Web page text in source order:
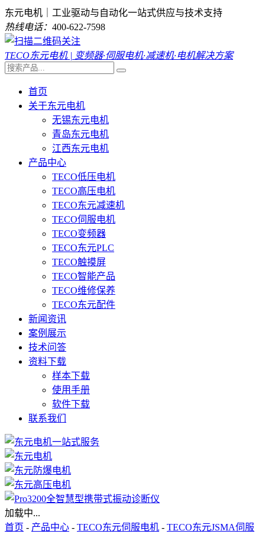
东元电机｜工业驱动与自动化一站式供应与技术支持
热线电话： 400-622-7598
TECO东元电机 | 变频器·伺服电机·减速机·电机解决方案
首页
关于东元电机
无锡东元电机
青岛东元电机
江西东元电机
产品中心
TECO低压电机
TECO高压电机
TECO东元减速机
TECO伺服电机
TECO变频器
TECO东元PLC
TECO触摸屏
TECO智能产品
TECO维修保养
TECO东元配件
新闻资讯
案例展示
技术问答
资料下载
样本下载
使用手册
软件下载
联系我们
加载中...
首页 - 产品中心 - TECO东元伺服电机 - TECO东元JSMA伺服